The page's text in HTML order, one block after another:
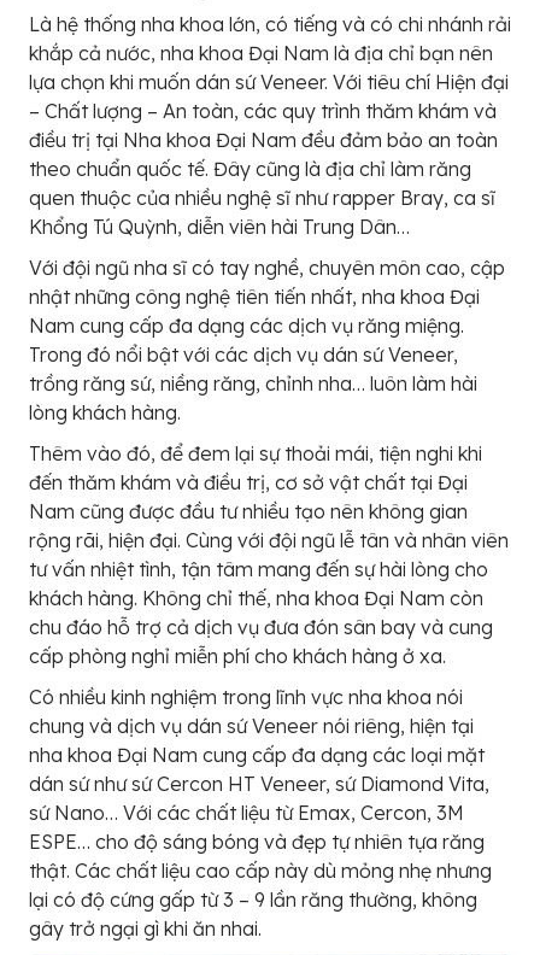
Là hệ thống nha khoa lớn, có tiếng và có chi nhánh rải
khắp cả nước, nha khoa Đại Nam là địa chỉ bạn nên
lựa chọn khi muốn dán sứ Veneer. Với tiêu chí Hiện đại
– Chất lượng – An toàn, các quy trình thăm khám và
điều trị tại Nha khoa Đại Nam đều đảm bảo an toàn
theo chuẩn quốc tế. Đây cũng là địa chỉ làm răng
quen thuộc của nhiều nghệ sĩ như rapper Bray, ca sĩ
Khổng Tú Quỳnh, diễn viên hài Trung Dân…
Với đội ngũ nha sĩ có tay nghề, chuyên môn cao, cập
nhật những công nghệ tiên tiến nhất, nha khoa Đại
Nam cung cấp đa dạng các dịch vụ răng miệng.
Trong đó nổi bật với các dịch vụ dán sứ Veneer,
trồng răng sứ, niềng răng, chỉnh nha… luôn làm hài
lòng khách hàng.
Thêm vào đó, để đem lại sự thoải mái, tiện nghi khi
đến thăm khám và điều trị, cơ sở vật chất tại Đại
Nam cũng được đầu tư nhiều tạo nên không gian
rộng rãi, hiện đại. Cùng với đội ngũ lễ tân và nhân viên
tư vấn nhiệt tình, tận tâm mang đến sự hài lòng cho
khách hàng. Không chỉ thế, nha khoa Đại Nam còn
chu đáo hỗ trợ cả dịch vụ đưa đón sân bay và cung
cấp phòng nghỉ miễn phí cho khách hàng ở xa.
Có nhiều kinh nghiệm trong lĩnh vực nha khoa nói
chung và dịch vụ dán sứ Veneer nói riêng, hiện tại
nha khoa Đại Nam cung cấp đa dạng các loại mặt
dán sứ như sứ Cercon HT Veneer, sứ Diamond Vita,
sứ Nano… Với các chất liệu từ Emax, Cercon, 3M
ESPE… cho độ sáng bóng và đẹp tự nhiên tựa răng
thật. Các chất liệu cao cấp này dù mỏng nhẹ nhưng
lại có độ cứng gấp từ 3 – 9 lần răng thường, không
gây trở ngại gì khi ăn nhai.